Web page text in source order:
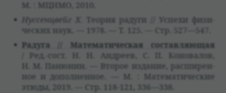
М. : МЦНМО, 2010.
Нус­сенцвейг Х.
Тео­рия радуги // Успехи физи­
че­ских наук. — 1978. — Т. 125. — Стр. 527—547.
Радуга // Матема­ти­че­ская состав­ляющая
/ Ред.-сост. Н. Н. Андреев, С. П. Коно­ва­лов,
Н. М. Паню­нин. — Вто­рое изда­ние, расши­рен­
ное и допол­нен­ное. — М. : Матема­ти­че­ские
этюды, 2019. — Стр. 118-121, 336—338.